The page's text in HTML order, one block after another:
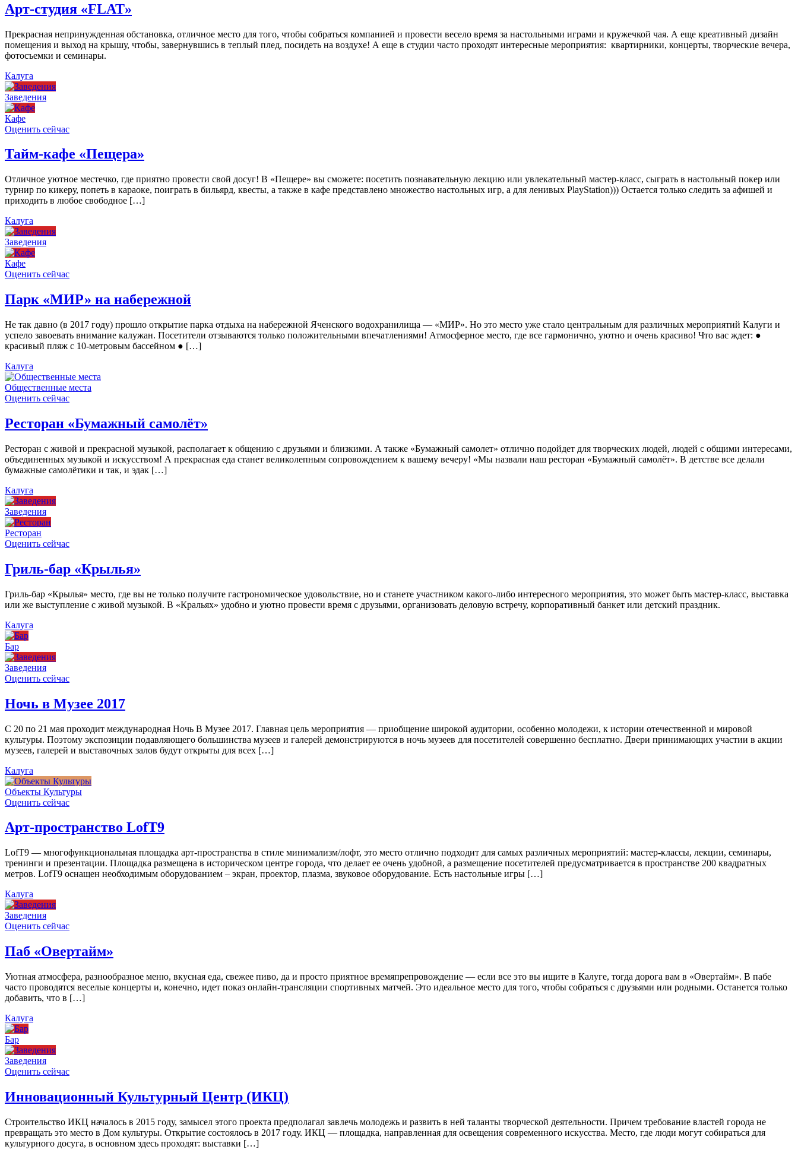
Арт-студия «FLAT»
Прекрасная непринужденная обстановка, отличное место для того, чтобы собраться компанией и провести весело время за настольными играми и кружечкой чая. А еще креативный дизайн
помещения и выход на крышу, чтобы, завернувшись в теплый плед, посидеть на воздухе! А еще в студии часто проходят интересные мероприятия: квартирники, концерты, творческие вечера,
фотосъемки и семинары.
Калуга
Заведения
Кафе
Оценить сейчас
Тайм-кафе «Пещера»
Отличное уютное местечко, где приятно провести свой досуг! В «Пещере» вы сможете: посетить познавательную лекцию или увлекательный мастер-класс, сыграть в настольный покер или
турнир по кикеру, попеть в караоке, поиграть в бильярд, квесты, а также в кафе представлено множество настольных игр, а для ленивых PlayStation))) Остается только следить за афишей и
приходить в любое свободное […]
Калуга
Заведения
Кафе
Оценить сейчас
Парк «МИР» на набережной
Не так давно (в 2017 году) прошло открытие парка отдыха на набережной Яченского водохранилища — «МИР». Но это место уже стало центральным для различных мероприятий Калуги и
успело завоевать внимание калужан. Посетители отзываются только положительными впечатлениями! Атмосферное место, где все гармонично, уютно и очень красиво! Что вас ждет: ●
красивый пляж с 10-метровым бассейном ● […]
Калуга
Общественные места
Оценить сейчас
Ресторан «Бумажный самолёт»
Ресторан с живой и прекрасной музыкой, располагает к общению с друзьями и близкими. А также «Бумажный самолет» отлично подойдет для творческих людей, людей с общими интересами,
объединенных музыкой и искусством! А прекрасная еда станет великолепным сопровождением к вашему вечеру! «Мы назвали наш ресторан «Бумажный самолёт». В детстве все делали
бумажные самолётики и так, и эдак […]
Калуга
Заведения
Ресторан
Оценить сейчас
Гриль-бар «Крылья»
Гриль-бар «Крылья» место, где вы не только получите гастрономическое удовольствие, но и станете участником какого-либо интересного мероприятия, это может быть мастер-класс, выставка
или же выступление с живой музыкой. В «Кральях» удобно и уютно провести время с друзьями, организовать деловую встречу, корпоративный банкет или детский праздник.
Калуга
Бар
Заведения
Оценить сейчас
Ночь в Музее 2017
С 20 по 21 мая проходит международная Ночь В Музее 2017. Главная цель мероприятия — приобщение широкой аудитории, особенно молодежи, к истории отечественной и мировой
культуры. Поэтому экспозиции подавляющего большинства музеев и галерей демонстрируются в ночь музеев для посетителей совершенно бесплатно. Двери принимающих участии в акции
музеев, галерей и выставочных залов будут открыты для всех […]
Калуга
Объекты Культуры
Оценить сейчас
Арт-пространство LofT9
LofT9 — многофункциональная площадка арт-пространства в стиле минимализм/лофт, это место отлично подходит для самых различных мероприятий: мастер-классы, лекции, семинары,
тренинги и презентации. Площадка размещена в историческом центре города, что делает ее очень удобной, а размещение посетителей предусматривается в пространстве 200 квадратных
метров. LofT9 оснащен необходимым оборудованием – экран, проектор, плазма, звуковое оборудование. Есть настольные игры […]
Калуга
Заведения
Оценить сейчас
Паб «Овертайм»
Уютная атмосфера, разнообразное меню, вкусная еда, свежее пиво, да и просто приятное времяпрепровождение — если все это вы ищите в Калуге, тогда дорога вам в «Овертайм». В пабе
часто проводятся веселые концерты и, конечно, идет показ онлайн-трансляции спортивных матчей. Это идеальное место для того, чтобы собраться с друзьями или родными. Останется только
добавить, что в […]
Калуга
Бар
Заведения
Оценить сейчас
Инновационный Культурный Центр (ИКЦ)
Строительство ИКЦ началось в 2015 году, замысел этого проекта предполагал завлечь молодежь и развить в ней таланты творческой деятельности. Причем требование властей города не
превращать это место в Дом культуры. Открытие состоялось в 2017 году. ИКЦ — площадка, направленная для освещения современного искусства. Место, где люди могут собираться для
культурного досуга, в основном здесь проходят: выставки […]